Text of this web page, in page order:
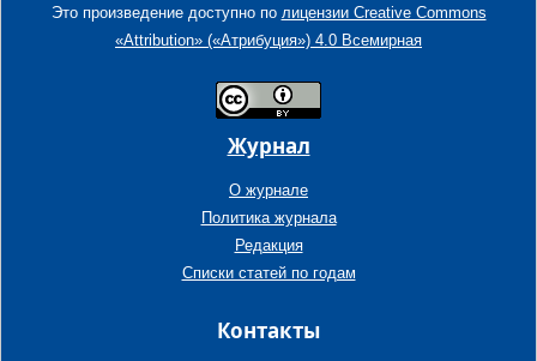
Это произведение доступно по лицензии Creative Commons
«Attribution» («Атрибуция») 4.0 Всемирная
Журнал
О журнале
Политика журнала
Редакция
Списки статей по годам
Контакты